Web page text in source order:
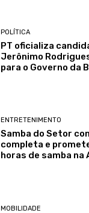
POLÍTICA
PT oficializa
Jerônimo
para o Governo da
ENTRETENIMENTO
Samba do Setor
completa e
horas de samba na
MOBILIDADE